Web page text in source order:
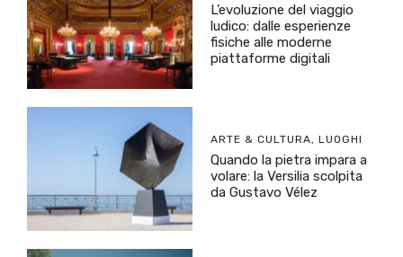
L’evoluzione del viaggio
ludico: dalle esperienze
fisiche alle moderne
piattaforme digitali
ARTE & CULTURA, LUOGHI
Quando la pietra impara a
volare: la Versilia scolpita
da Gustavo Vélez